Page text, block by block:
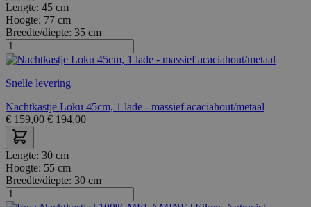
Lengte: 45 cm
Hoogte: 77 cm
Breedte/diepte: 35 cm
Snelle levering
Nachtkastje Loku 45cm, 1 lade - massief acaciahout/metaal
€ 159,00 € 194,00
Lengte: 30 cm
Hoogte: 55 cm
Breedte/diepte: 30 cm